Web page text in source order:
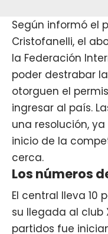
Según informó el
Cristofanelli, el
la Federación
poder destrabar
otorguen el
ingresar al país.
una resolución,
inicio de la
cerca.
Los números
El central lleva 10
su llegada al club
partidos fue